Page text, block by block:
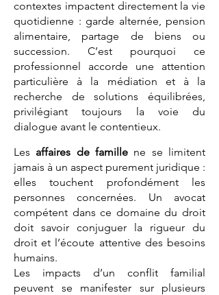
contextes impactent directement la vie
quotidienne : garde alternée, pension
alimentaire, partage de biens ou
succession. C’est pourquoi ce
professionnel accorde une attention
particulière à la médiation et à la
recherche de solutions équilibrées,
privilégiant toujours la voie du
dialogue avant le contentieux.
Les affaires de famille ne se limitent
jamais à un aspect purement juridique :
elles touchent profondément les
personnes concernées. Un avocat
compétent dans ce domaine du droit
doit savoir conjuguer la rigueur du
droit et l’écoute attentive des besoins
humains.
Les impacts d’un conflit familial
peuvent se manifester sur plusieurs